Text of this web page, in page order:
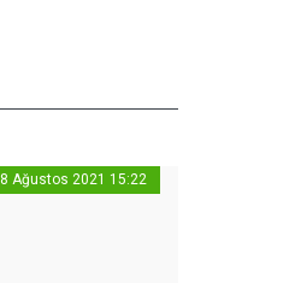
8 Ağustos 2021 15:22